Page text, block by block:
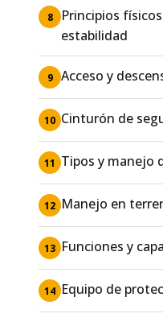
8
Principios
estabilidad
9 Acceso y
10 Cinturón de
11 Tipos y manejo
12 Manejo en
13 Funciones y
14 Equipo de